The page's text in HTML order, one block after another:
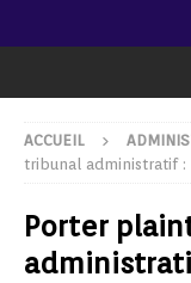
ACCUEIL
tribunal administratif :
Porter